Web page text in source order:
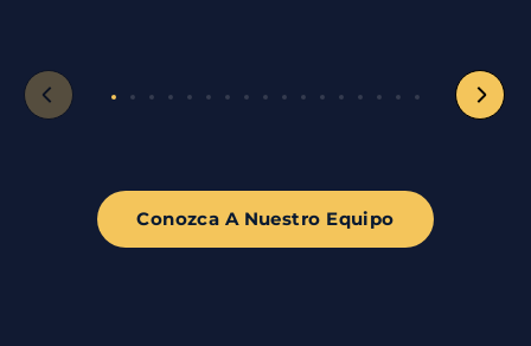
Conozca A Nuestro Equipo